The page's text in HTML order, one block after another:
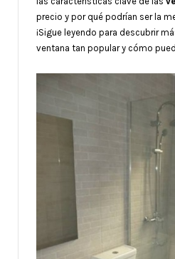
precio y por qué podrían ser la
¡Sigue leyendo para descubrir
ventana tan popular y cómo